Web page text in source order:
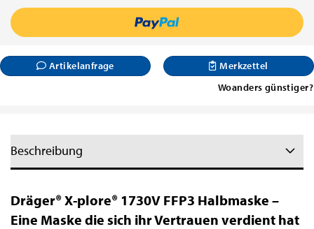
Artikelanfrage
Merkzettel
Woanders günstiger?
Beschreibung
Dräger® X-plore® 1730V FFP3 Halbmaske –
Eine Maske die sich ihr Vertrauen verdient hat